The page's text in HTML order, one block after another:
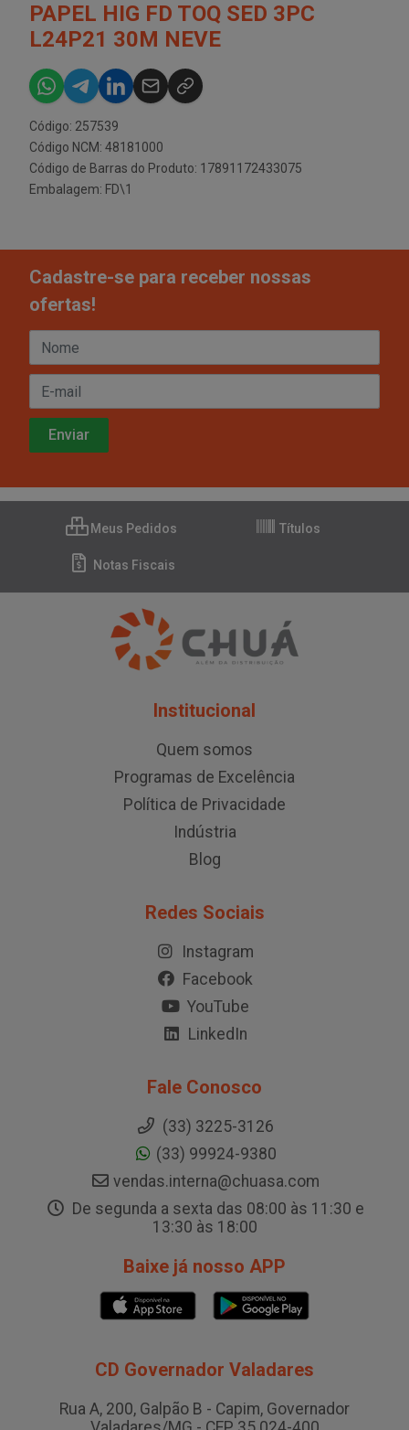
PAPEL HIG FD TOQ SED 3PC
L24P21 30M NEVE
Código: 257539
Código NCM: 48181000
Código de Barras do Produto: 17891172433075
Embalagem: FD\1
Cadastre-se para receber nossas
ofertas!
Meus Pedidos Títulos
Notas Fiscais
Institucional
Quem somos
Programas de Excelência
Política de Privacidade
Indústria
Blog
Redes Sociais
Instagram
Facebook
YouTube
LinkedIn
Fale Conosco
(33) 3225-3126
(33) 99924-9380
vendas.interna@chuasa.com
De segunda a sexta das 08:00 às 11:30 e
13:30 às 18:00
Baixe já nosso APP
CD Governador Valadares
Rua A, 200, Galpão B - Capim, Governador